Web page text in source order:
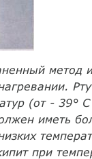
метод
(от - 39°
иметь
при